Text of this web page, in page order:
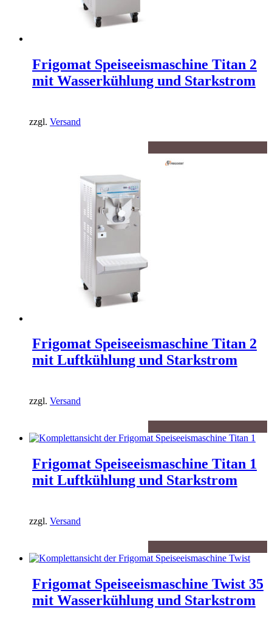
Frigomat Speiseeismaschine Titan 2
mit Wasserkühlung und Starkstrom
zzgl. Versand
Frigomat Speiseeismaschine Titan 2
mit Luftkühlung und Starkstrom
zzgl. Versand
Frigomat Speiseeismaschine Titan 1
mit Luftkühlung und Starkstrom
zzgl. Versand
Frigomat Speiseeismaschine Twist 35
mit Wasserkühlung und Starkstrom